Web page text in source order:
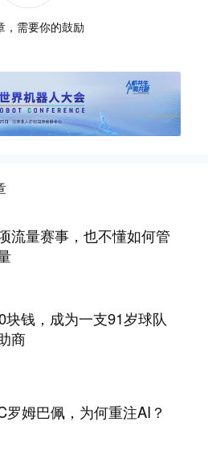
，需要你的鼓励
流量赛事，也不懂如何管
块钱，成为一支91岁球队
商
罗姆巴佩，为何重注AI？